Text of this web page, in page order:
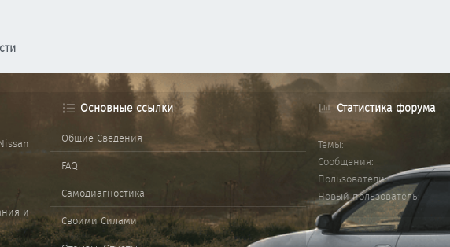
и
Основные ссылки
Общие Сведения
FAQ
Самодиагностика
Своими Силами
Статистика форума
Темы
Сообщения
Пользователи
Новый пользователь